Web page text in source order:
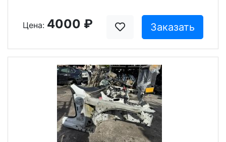
Цена: 4000 ₽ Заказать